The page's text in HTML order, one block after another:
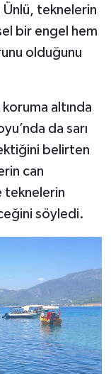
Ünlü, teknelerin
bir engel hem
olduğunu
altında
da sarı
belirten
can
teknelerin
söyledi.